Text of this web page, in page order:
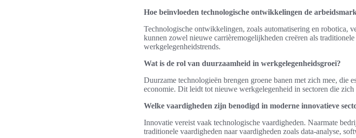
Hoe beïnvloeden technologische ontwikkelingen de
Technologische ontwikkelingen, zoals automatisering en robotica,
kunnen zowel nieuwe carrièremogelijkheden creëren als
werkgelegenheidstrends.
Wat is de rol van duurzaamheid in werkgelegenheidsgroei?
Duurzame technologieën brengen groene banen met zich mee, die
economie. Dit leidt tot nieuwe werkgelegenheid in sectoren die
Welke vaardigheden zijn benodigd in moderne innovatieve
Innovatie vereist vaak technologische vaardigheden. Naarmate
traditionele vaardigheden naar vaardigheden zoals data-analyse,